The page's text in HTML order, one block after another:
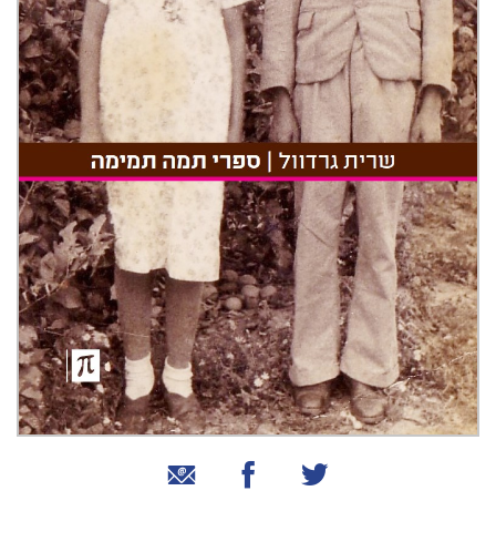
שיתוף באמצעות אימייל
שיתוף בפייסבוק